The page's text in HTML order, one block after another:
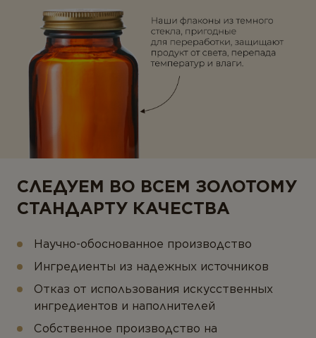
СЛЕДУЕМ ВО ВСЕМ ЗОЛОТОМУ
СТАНДАРТУ КАЧЕСТВА
Научно-обоснованное производство
Ингредиенты из надежных источников
Отказ от использования искусственных
ингредиентов и наполнителей
Собственное производство на